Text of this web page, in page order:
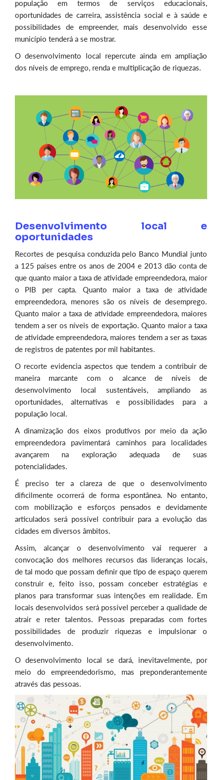
população em termos de serviços educacionais,
oportunidades de carreira, assistência social e à saúde e
possibilidades de empreender, mais desenvolvido esse
município tenderá a se mostrar.
O desenvolvimento local repercute ainda em ampliação
dos níveis de emprego, renda e multiplicação de riquezas.
Desenvolvimento local e
oportunidades
Recortes de pesquisa conduzida pelo Banco Mundial junto
a 125 países entre os anos de 2004 e 2013 dão conta de
que quanto maior a taxa de atividade empreendedora, maior
o PIB per capta. Quanto maior a taxa de atividade
empreendedora, menores são os níveis de desemprego.
Quanto maior a taxa de atividade empreendedora, maiores
tendem a ser os níveis de exportação. Quanto maior a taxa
de atividade empreendedora, maiores tendem a ser as taxas
de registros de patentes por mil habitantes.
O recorte evidencia aspectos que tendem a contribuir de
maneira marcante com o alcance de níveis de
desenvolvimento local sustentáveis, ampliando as
oportunidades, alternativas e possibilidades para a
população local.
A dinamização dos eixos produtivos por meio da ação
empreendedora pavimentará caminhos para localidades
avançarem na exploração adequada de suas
potencialidades.
É preciso ter a clareza de que o desenvolvimento
dificilmente ocorrerá de forma espontânea. No entanto,
com mobilização e esforços pensados e devidamente
articulados será possível contribuir para a evolução das
cidades em diversos âmbitos.
Assim, alcançar o desenvolvimento vai requerer a
convocação dos melhores recursos das lideranças locais,
de tal modo que possam definir que tipo de espaço querem
construir e, feito isso, possam conceber estratégias e
planos para transformar suas intenções em realidade. Em
locais desenvolvidos será possível perceber a qualidade de
atrair e reter talentos. Pessoas preparadas com fortes
possibilidades de produzir riquezas e impulsionar o
desenvolvimento.
O desenvolvimento local se dará, inevitavelmente, por
meio do empreendedorismo, mas preponderantemente
através das pessoas.